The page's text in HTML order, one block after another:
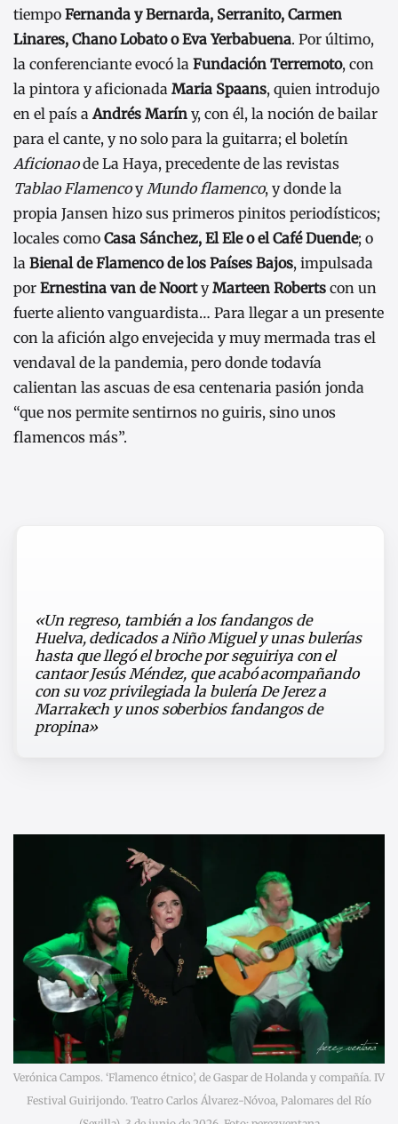
tiempo Fernanda y Bernarda, Serranito, Carmen
Linares, Chano Lobato o Eva Yerbabuena. Por último,
la conferenciante evocó la Fundación Terremoto, con
la pintora y aficionada Maria Spaans, quien introdujo
en el país a Andrés Marín y, con él, la noción de bailar
para el cante, y no solo para la guitarra; el boletín
Aficionaode La Haya, precedente de las revistas
Tablao Flamencoy Mundo flamenco, y donde la
propia Jansen hizo sus primeros pinitos periodísticos;
locales como Casa Sánchez, El Ele o el Café Duende; o
la Bienal de Flamenco de los Países Bajos, impulsada
por Ernestina van de NoortyMarteen Roberts con un
fuerte aliento vanguardista… Para llegar a un presente
con la afición algo envejecida y muy mermada tras el
vendaval de la pandemia, pero donde todavía
calientan las ascuas de esa centenaria pasión jonda
“que nos permite sentirnos no guiris, sino unos
flamencos más”.
«Un regreso, también a los fandangos de
Huelva, dedicados a Niño Miguel y unas bulerías
hasta que llegó el broche por seguiriya con el
cantaor Jesús Méndez, que acabó acompañando
con su voz privilegiada la bulería De Jerez a
Marrakech y unos soberbios fandangos de
propina»
Verónica Campos. ‘Flamenco étnico’, de Gaspar de Holanda y compañía. IV
Festival Guirijondo. Teatro Carlos Álvarez-Nóvoa, Palomares del Río